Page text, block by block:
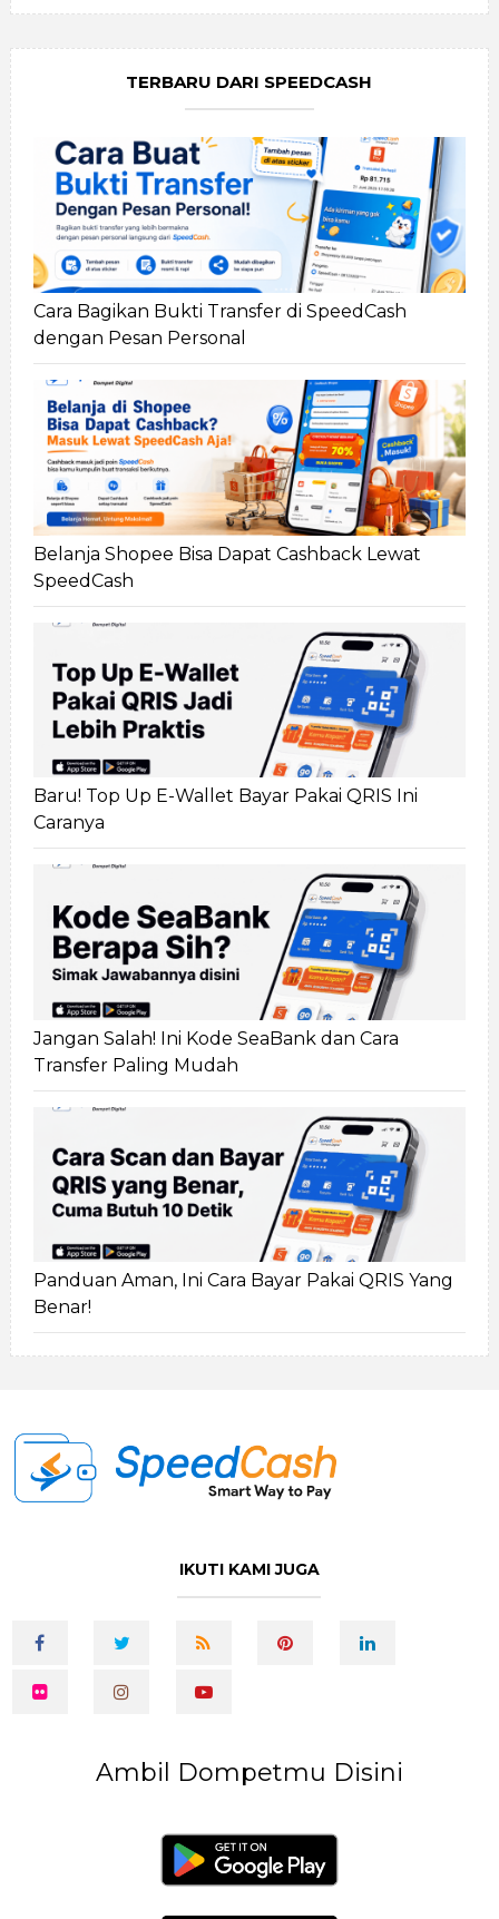
TERBARU DARI SPEEDCASH
Cara Bagikan Bukti Transfer di SpeedCash
dengan Pesan Personal
Belanja Shopee Bisa Dapat Cashback Lewat
SpeedCash
Baru! Top Up E-Wallet Bayar Pakai QRIS Ini
Caranya
Jangan Salah! Ini Kode SeaBank dan Cara
Transfer Paling Mudah
Panduan Aman, Ini Cara Bayar Pakai QRIS Yang
Benar!
IKUTI KAMI JUGA
Ambil Dompetmu Disini